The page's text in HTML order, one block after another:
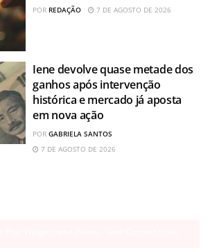
POR REDAÇÃO 7 DE AGOSTO DE 2026
Iene devolve quase metade dos
ganhos após intervenção
histórica e mercado já aposta
em nova ação
POR GABRIELA SANTOS
7 DE AGOSTO DE 2026